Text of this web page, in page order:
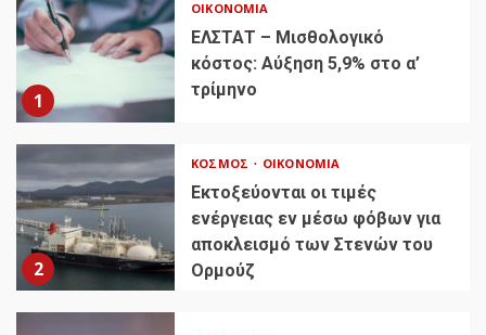
1
ΟΙΚΟΝΟΜΊΑ
ΕΛΣΤΑΤ – Μισθολογικό
κόστος: Αύξηση 5,9% στο α’
τρίμηνο
2
ΚΌΣΜΟΣ ΟΙΚΟΝΟΜΊΑ
Εκτοξεύονται οι τιμές
ενέργειας εν μέσω φόβων για
αποκλεισμό των Στενών του
Ορμούζ